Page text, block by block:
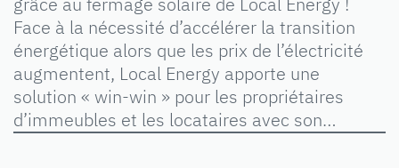
Face à la nécessité d’accélérer la transition
énergétique alors que les prix de l’électricité
augmentent, Local Energy apporte une
solution « win-win » pour les propriétaires
d’immeubles et les locataires avec son…